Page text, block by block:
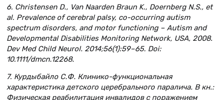
6. Christensen D., Van Naarden Braun K., Doernberg N.S., et
al. Prevalence of cerebral palsy, co-occurring autism
spectrum disorders, and motor functioning – Autism and
Developmental Disabilities Monitoring Network, USA, 2008.
Dev Med Child Neurol. 2014;56(1):59–65. Doi:
10.1111/dmcn.12268.
7. Курдыбайло С.Ф. Клинико-функциональная
характеристика детского церебрального паралича. В кн.:
Физическая реабилитация инвалидов с поражением